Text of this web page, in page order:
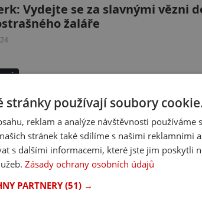
Vydejte se za slavnými vězni
žaláře
ke koupání, kde si budete
moře
stránky používají soubory
reklam a analýze návštěvnosti
stránek také sdílíme s našimi reklamními
s dalšími informacemi, které jste jim poskytli
Zásady ochrany osobních údajů
PARTNERY(51) →